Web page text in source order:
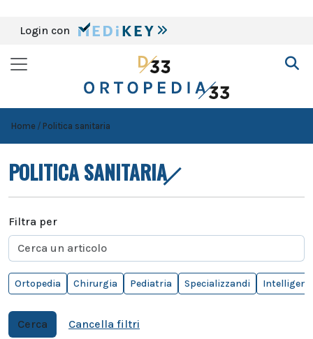
Login con
Home Politica sanitaria
POLITICA SANITARIA
Filtra per
Ortopedia Chirurgia Pediatria Specializzandi
Cerca Cancella filtri